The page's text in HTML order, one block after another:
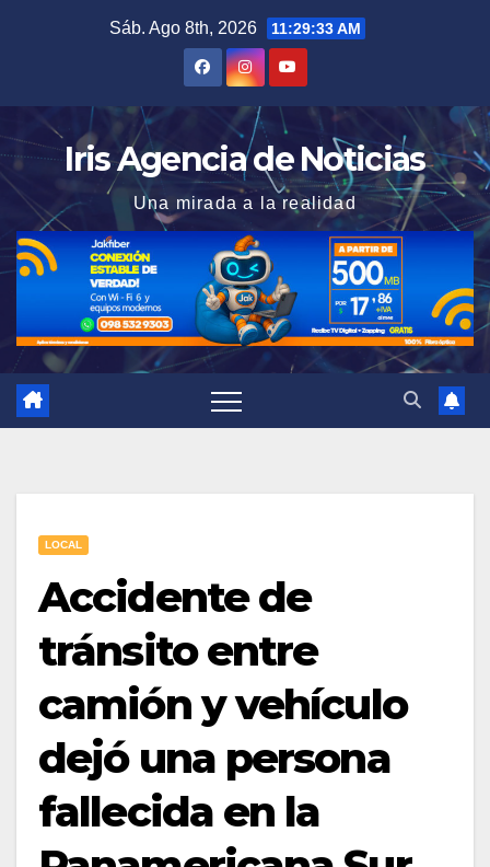
Sáb. Ago 8th, 2026 11:29:34 AM
Iris Agencia de Noticias
Una mirada a la realidad
LOCAL
Accidente de
tránsito entre
camión y vehículo
dejó una persona
fallecida en la